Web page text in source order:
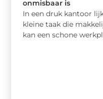
onmisbaar is
In een druk kantoor
kleine taak die
kan een schone